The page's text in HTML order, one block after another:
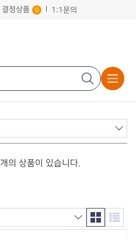
결정상품 0 1:1문의
개의 상품이 있습니다.